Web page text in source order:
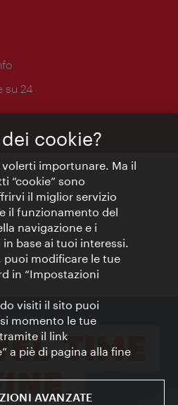
su 24
dati
cookie?
volerti importunare. Ma il
“cookie” sono
il miglior servizio
il funzionamento del
navigazione e i
base ai tuoi interessi.
puoi modificare le tue
in “Impostazioni
visiti il sito puoi
momento le tue
il link
a piè di pagina alla fine
AVANZATE